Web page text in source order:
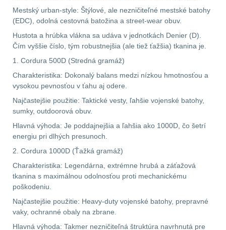
AR15
AK479
.227
.223 (5.56mm)8
.243 .260 (6.5mm)7
.270 .280 (7mm)7
.30 .308 (7.62mm)
11
12GA, 20GA10
Mestský urban-style: Štýlové, ale nezničiteľné mestské batohy
(EDC), odolná cestovná batožina a street-wear obuv.
Hustota a hrúbka vlákna sa udáva v jednotkách Denier (D).
Čím vyššie číslo, tým robustnejšia (ale tiež ťažšia) tkanina je.
1. Cordura 500D (Stredná gramáž)
Charakteristika: Dokonalý balans medzi nízkou hmotnosťou a
vysokou pevnosťou v ťahu aj odere.
Najčastejšie použitie: Taktické vesty, ľahšie vojenské batohy,
sumky, outdoorová obuv.
Hlavná výhoda: Je poddajnejšia a ľahšia ako 1000D, čo šetrí
energiu pri dlhých presunoch.
2. Cordura 1000D (Ťažká gramáž)
Charakteristika: Legendárna, extrémne hrubá a záťažová
tkanina s maximálnou odolnosťou proti mechanickému
poškodeniu.
Najčastejšie použitie: Heavy-duty vojenské batohy, prepravné
vaky, ochranné obaly na zbrane.
Hlavná výhoda: Takmer nezničiteľná štruktúra navrhnutá pre